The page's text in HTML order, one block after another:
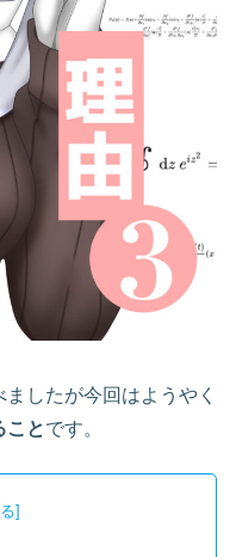
したが今回はようやく
ことです。